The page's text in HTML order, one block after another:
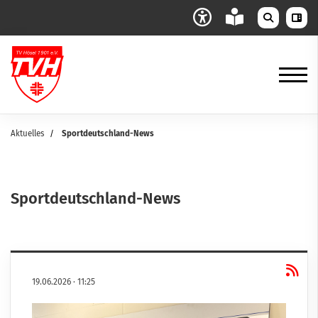
Aktuelles Sportdeutschland-News
Sportdeutschland-News
19.06.2026 · 11:25